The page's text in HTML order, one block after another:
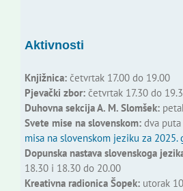
Aktivnosti
Knjižnica:četvrtak 17.00 do 19.00
Pjevački zbor:četvrtak 17.30 do
Duhovna sekcija A. M. Slomšek:
Svete mise na slovenskom:dva puta
misa na slovenskom jeziku za 2025.
Dopunska nastava slovenskoga
18.30 i 18.30 do 20.00
Kreativna radionica Šopek:utorak